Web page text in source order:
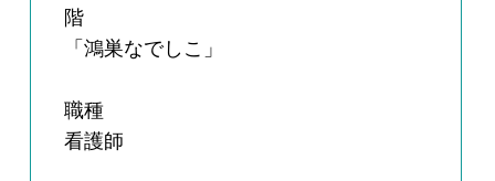
階
「鴻巣なでしこ」
職種
看護師